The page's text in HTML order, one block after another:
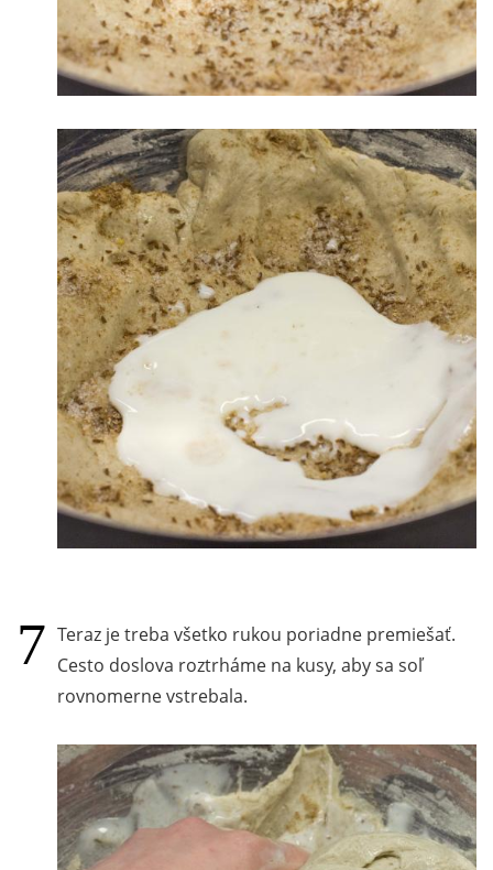
Teraz je treba všetko rukou poriadne premiešať.
Cesto doslova roztrháme na kusy, aby sa soľ
rovnomerne vstrebala.